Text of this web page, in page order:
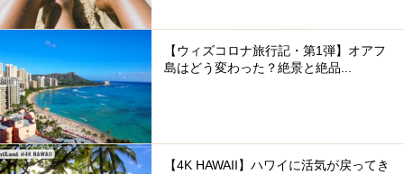
【ウィズコロナ旅行記・第1弾】オアフ
島はどう変わった？絶景と絶品...
【4K HAWAII】ハワイに活気が戻ってき